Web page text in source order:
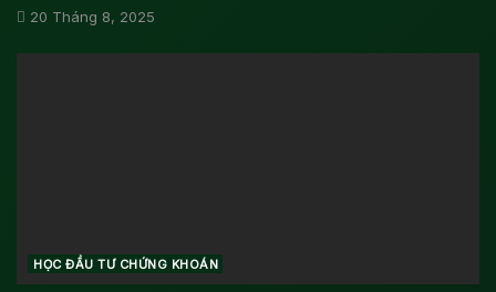
20 Tháng 8, 2025
HỌC ĐẦU TƯ CHỨNG KHOÁN